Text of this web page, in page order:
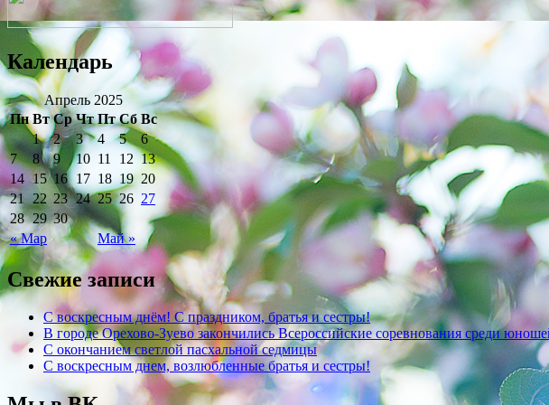
Календарь
Апрель 2025
Пн Вт Ср Чт Пт Сб Вс
« Мар Май »
1 2 3 4 5
6
7
8 9 10 11 12 13
14 15 16 17 18 19 20
21 22 23 24 25 26 27
28 29 30
Свежие записи
С воскресным днём! С праздником, братья и сестры!
В городе Орехово-Зуево закончились Всероссийские соревнования среди
C окончанием светлой пасхальной седмицы
С воскресным днем, возлюбленные братья и сестры!